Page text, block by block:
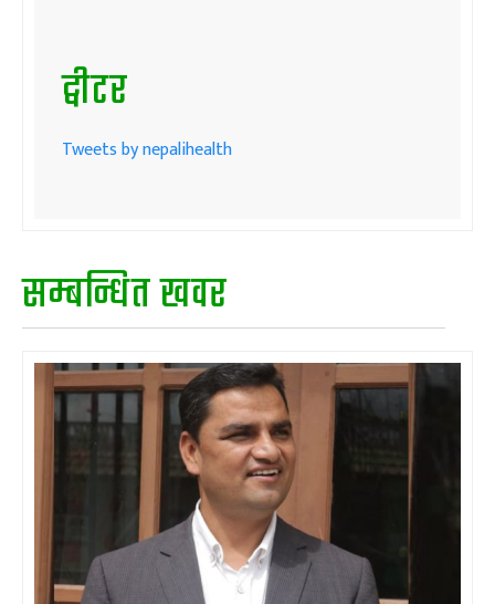
ट्वीटर
Tweets by nepalihealth
सम्बन्धित खवर